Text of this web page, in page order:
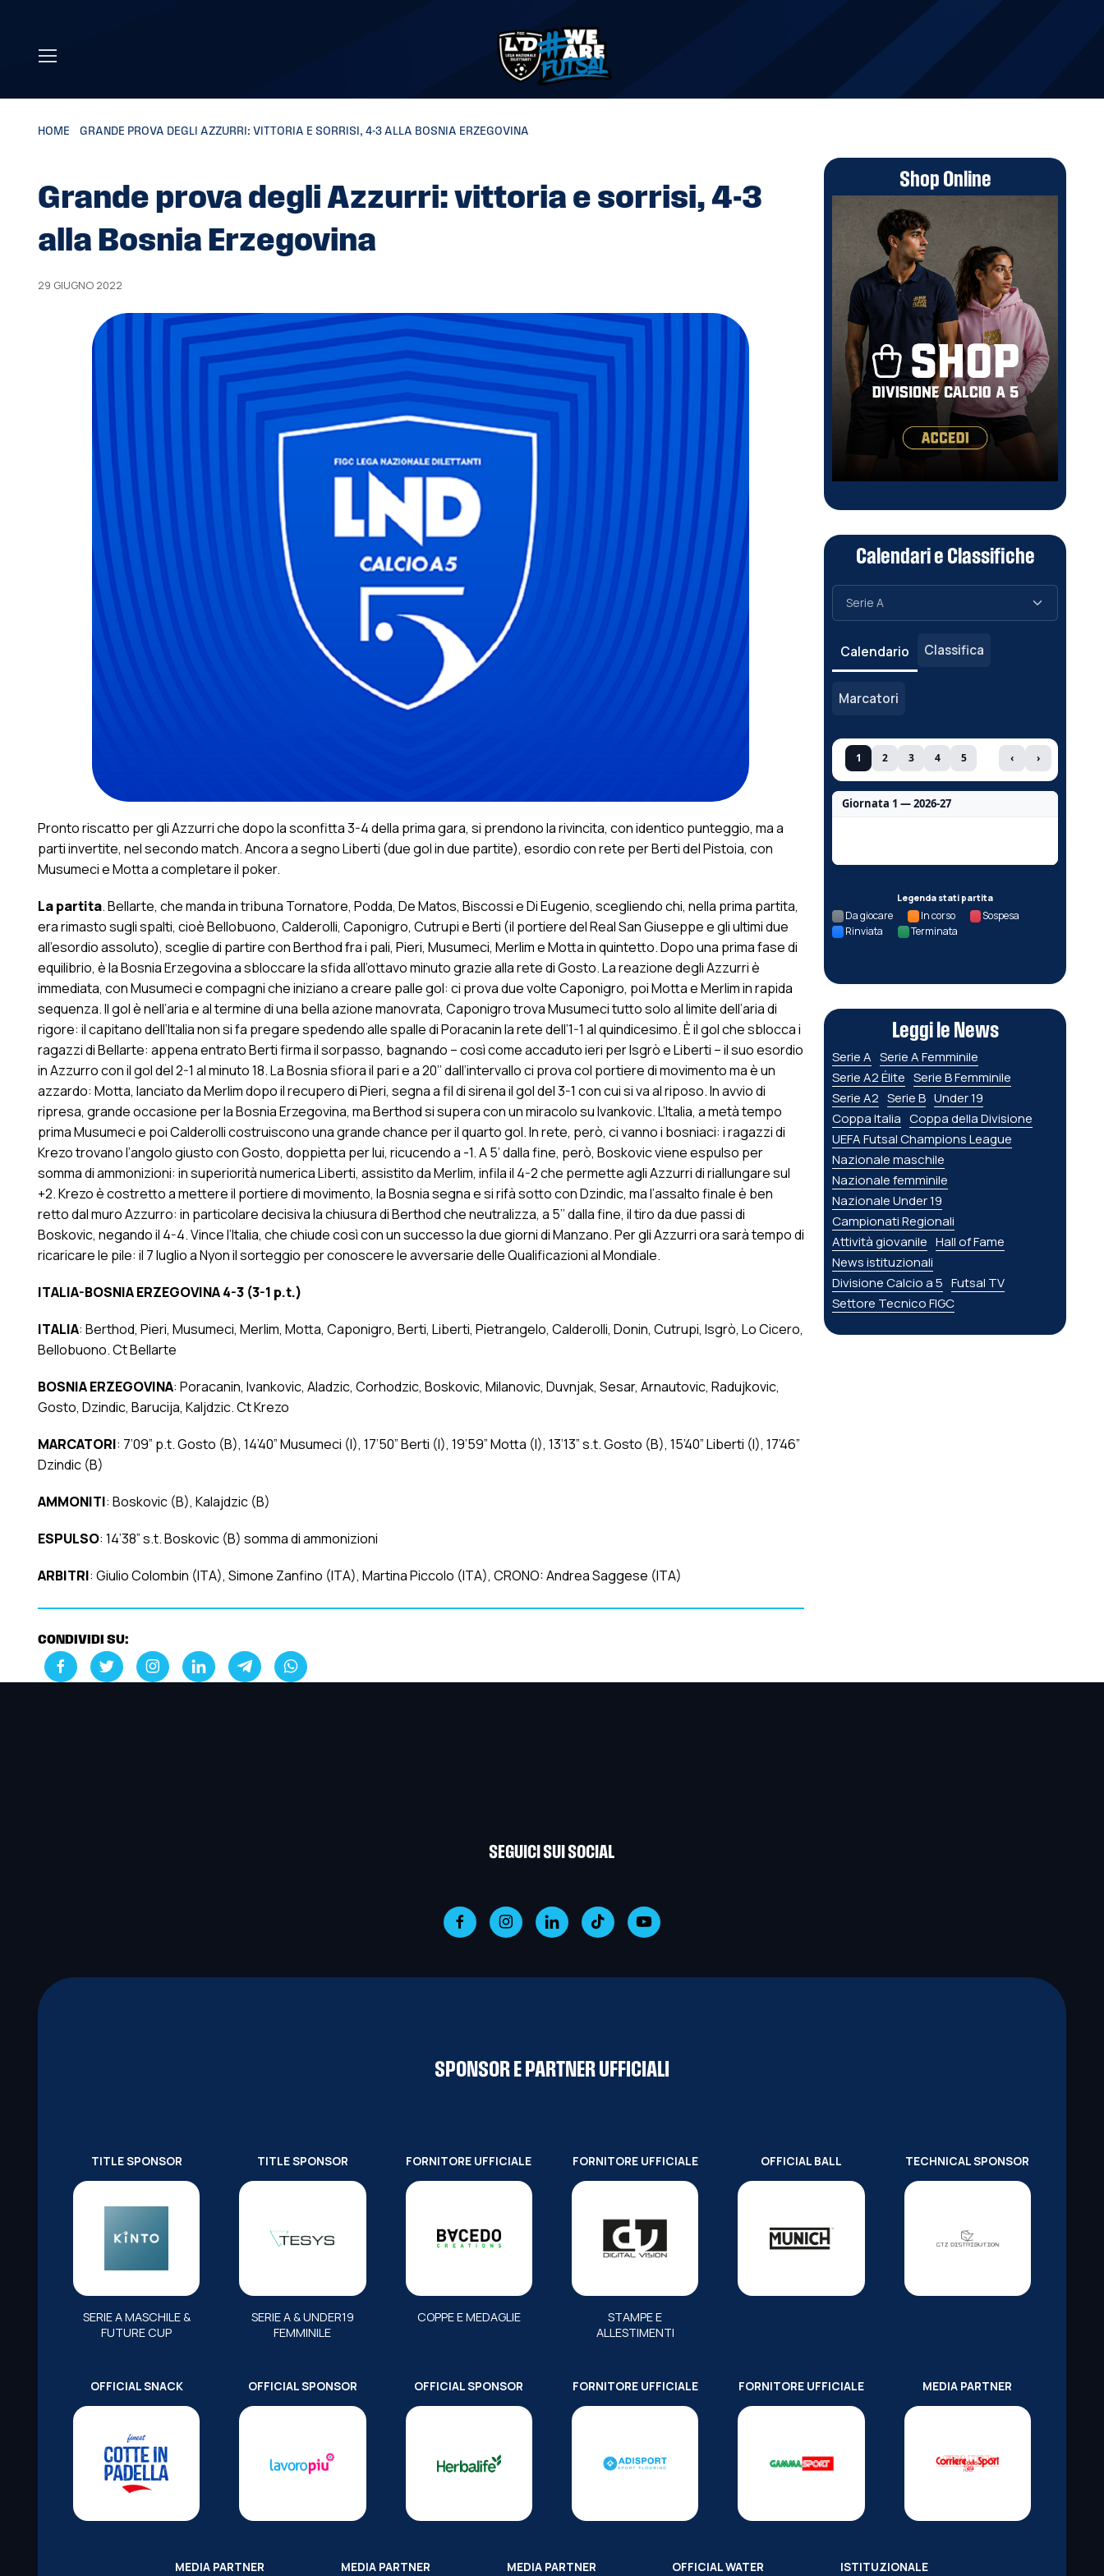
HOME GRANDE PROVA DEGLI AZZURRI: VITTORIA E SORRISI, 4-3 ALLA BOSNIA ERZEGOVINA
Grande prova degli Azzurri: vittoria e sorrisi, 4-3
alla Bosnia Erzegovina
29 GIUGNO 2022
Pronto riscatto per gli Azzurri che dopo la sconfitta 3-4 della prima gara, si prendono la rivincita, con identico punteggio, ma a
parti invertite, nel secondo match. Ancora a segno Liberti (due gol in due partite), esordio con rete per Berti del Pistoia, con
Musumeci e Motta a completare il poker.
La partita. Bellarte, che manda in tribuna Tornatore, Podda, De Matos, Biscossi e Di Eugenio, scegliendo chi, nella prima partita,
era rimasto sugli spalti, cioè Bellobuono, Calderolli, Caponigro, Cutrupi e Berti (il portiere del Real San Giuseppe e gli ultimi due
all’esordio assoluto), sceglie di partire con Berthod fra i pali, Pieri, Musumeci, Merlim e Motta in quintetto. Dopo una prima fase di
equilibrio, è la Bosnia Erzegovina a sbloccare la sfida all’ottavo minuto grazie alla rete di Gosto. La reazione degli Azzurri è
immediata, con Musumeci e compagni che iniziano a creare palle gol: ci prova due volte Caponigro, poi Motta e Merlim in rapida
sequenza. Il gol è nell’aria e al termine di una bella azione manovrata, Caponigro trova Musumeci tutto solo al limite dell’aria di
rigore: il capitano dell’Italia non si fa pregare spedendo alle spalle di Poracanin la rete dell’1-1 al quindicesimo. È il gol che sblocca i
ragazzi di Bellarte: appena entrato Berti firma il sorpasso, bagnando – così come accaduto ieri per Isgrò e Liberti – il suo esordio
in Azzurro con il gol del 2-1 al minuto 18. La Bosnia sfiora il pari e a 20’’ dall’intervallo ci prova col portiere di movimento ma è un
azzardo: Motta, lanciato da Merlim dopo il recupero di Pieri, segna a fil di sirena il gol del 3-1 con cui si va al riposo. In avvio di
ripresa, grande occasione per la Bosnia Erzegovina, ma Berthod si supera con un miracolo su Ivankovic. L’Italia, a metà tempo
prima Musumeci e poi Calderolli costruiscono una grande chance per il quarto gol. In rete, però, ci vanno i bosniaci: i ragazzi di
Krezo trovano l’angolo giusto con Gosto, doppietta per lui, ricucendo a -1. A 5’ dalla fine, però, Boskovic viene espulso per
somma di ammonizioni: in superiorità numerica Liberti, assistito da Merlim, infila il 4-2 che permette agli Azzurri di riallungare sul
+2. Krezo è costretto a mettere il portiere di movimento, la Bosnia segna e si rifà sotto con Dzindic, ma l’assalto finale è ben
retto dal muro Azzurro: in particolare decisiva la chiusura di Berthod che neutralizza, a 5’’ dalla fine, il tiro da due passi di
Boskovic, negando il 4-4. Vince l’Italia, che chiude così con un successo la due giorni di Manzano. Per gli Azzurri ora sarà tempo di
ricaricare le pile: il 7 luglio a Nyon il sorteggio per conoscere le avversarie delle Qualificazioni al Mondiale.
ITALIA-BOSNIA ERZEGOVINA 4-3 (3-1 p.t.)
ITALIA: Berthod, Pieri, Musumeci, Merlim, Motta, Caponigro, Berti, Liberti, Pietrangelo, Calderolli, Donin, Cutrupi, Isgrò, Lo Cicero,
Bellobuono. Ct Bellarte
BOSNIA ERZEGOVINA: Poracanin, Ivankovic, Aladzic, Corhodzic, Boskovic, Milanovic, Duvnjak, Sesar, Arnautovic, Radujkovic,
Gosto, Dzindic, Barucija, Kaljdzic. Ct Krezo
MARCATORI: 7’09” p.t. Gosto (B), 14’40” Musumeci (I), 17’50” Berti (I), 19’59” Motta (I), 13’13” s.t. Gosto (B), 15’40” Liberti (I), 17’46”
Dzindic (B)
AMMONITI: Boskovic (B), Kalajdzic (B)
ESPULSO: 14’38” s.t. Boskovic (B) somma di ammonizioni
ARBITRI: Giulio Colombin (ITA), Simone Zanfino (ITA), Martina Piccolo (ITA), CRONO: Andrea Saggese (ITA)
CONDIVIDI SU:
Shop Online
Calendari e Classifiche
Calendario Classifica
Marcatori
1 2 3 4 5 ‹ ›
Giornata 1 — 2026-27
Legenda stati partita
Da giocare In corso
Sospesa
Rinviata
Terminata
Leggi le News
Serie A Serie A Femminile
Serie A2 Élite Serie B Femminile
Serie A2 Serie B Under 19
Coppa Italia Coppa della Divisione
UEFA Futsal Champions League
Nazionale maschile
Nazionale femminile
Nazionale Under 19
Campionati Regionali
Attività giovanile Hall of Fame
News istituzionali
Divisione Calcio a 5 Futsal TV
Settore Tecnico FIGC
SEGUICI SUI SOCIAL
SPONSOR E PARTNER UFFICIALI
TITLE SPONSOR
SERIE A MASCHILE &
FUTURE CUP
TITLE SPONSOR
SERIE A & UNDER19
FEMMINILE
FORNITORE UFFICIALE
COPPE E MEDAGLIE
FORNITORE UFFICIALE
STAMPE E
ALLESTIMENTI
OFFICIAL BALL TECHNICAL SPONSOR
OFFICIAL SNACK OFFICIAL SPONSOR OFFICIAL SPONSOR FORNITORE UFFICIALE FORNITORE UFFICIALE MEDIA PARTNER
MEDIA PARTNER MEDIA PARTNER MEDIA PARTNER OFFICIAL WATER ISTITUZIONALE